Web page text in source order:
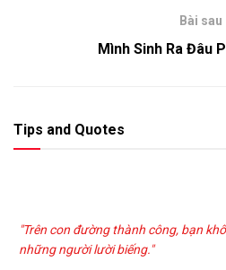
Bài sau
Mình Sinh Ra Đâu
Tips and Quotes
"Trên con đường thành công, bạn
những người lười biếng."